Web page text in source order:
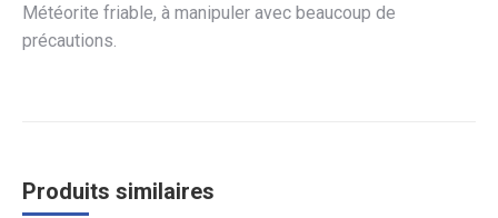
Météorite friable, à manipuler avec beaucoup de
précautions.
Produits similaires